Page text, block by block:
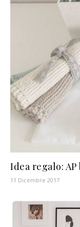
Idea regalo:
11 Dicembre 2017